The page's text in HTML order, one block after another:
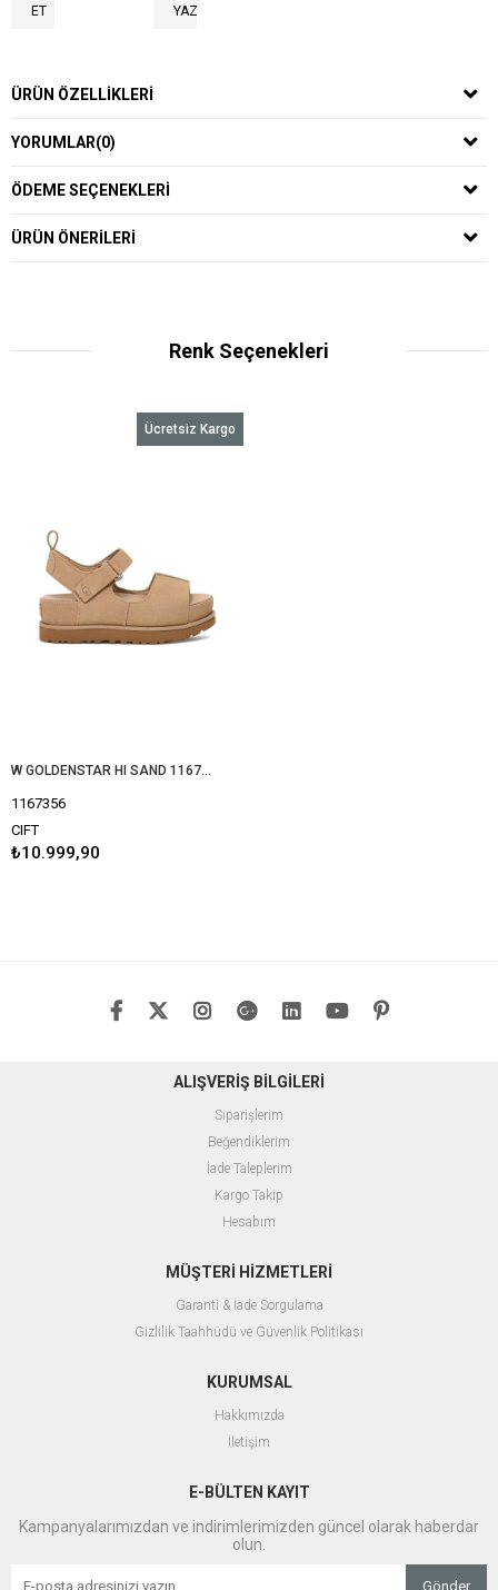
ET YAZ
ÜRÜN ÖZELLIKLERI
YORUMLAR(0)
ÖDEME SEÇENEKLERI
ÜRÜN ÖNERILERI
Renk Seçenekleri
W GOLDENSTAR HI SAND 1167356
1167356
CIFT
₺10.999,90
Ücretsiz Kargo
ALIŞVERİŞ BİLGİLERİ
Siparişlerim
Beğendiklerim
İade Taleplerim
Kargo Takip
Hesabım
MÜŞTERİ HİZMETLERİ
Garanti & İade Sorgulama
Gizlilik Taahhüdü ve Güvenlik Politikası
KURUMSAL
Hakkımızda
İletişim
E-BÜLTEN KAYIT
Kampanyalarımızdan ve indirimlerimizden güncel olarak haberdar
olun.
Gönder